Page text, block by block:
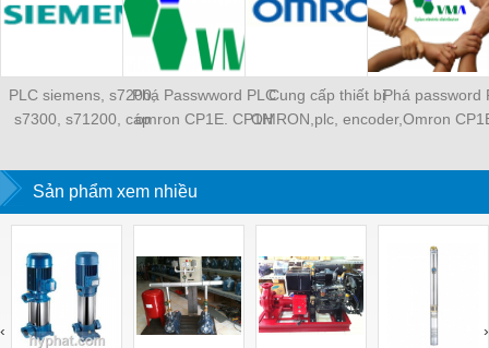
PLC siemens, s7200,
s7300, s71200, cáp
Phá Passwword PLC
omron CP1E. CP1H
Cung cấp thiết bị
OMRON,plc, encoder,
Phá password
Omron
Sản phẩm xem nhiều
‹ ›